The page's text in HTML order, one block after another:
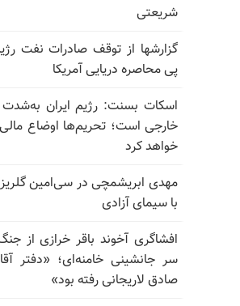
شریعتی
گزارشها از توقف صادرات نفت
پی محاصره دریایی آمریکا
اسکات بسنت: رژیم ایران به‌شدت
خارجی است؛ تحریم‌ها اوضاع مالی
خواهد کرد
مهدی ابریشمچی در سی‌امین
با سیمای آزادی
افشاگری آخوند باقر خرازی از
سر جانشینی خامنه‌ای؛ «دفتر
صادق لاریجانی رفته بود»